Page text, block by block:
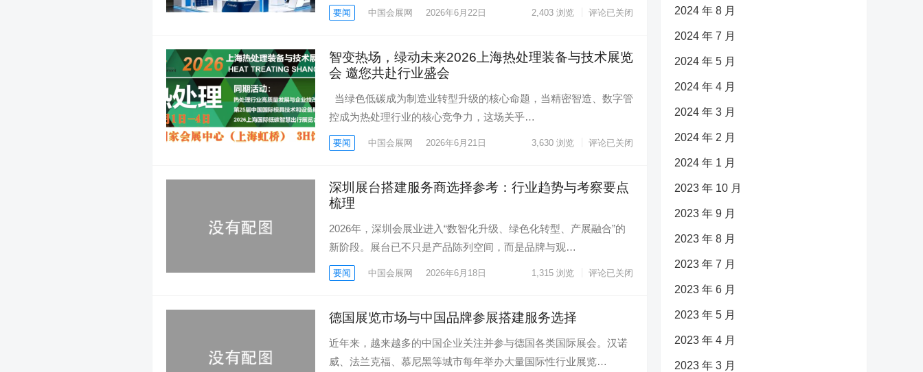
要闻 中国会展网 2026年6月22日 2,403 浏览 评论已关闭
智变热场，绿动未来2026上海热处理装备与技术展览
会 邀您共赴行业盛会
当绿色低碳成为制造业转型升级的核心命题，当精密智造、数字管
控成为热处理行业的核心竞争力，这场关乎…
要闻 中国会展网 2026年6月21日 3,630 浏览 评论已关闭
深圳展台搭建服务商选择参考：行业趋势与考察要点
梳理
2026年，深圳会展业进入“数智化升级、绿色化转型、产展融合”的
新阶段。展台已不只是产品陈列空间，而是品牌与观…
要闻 中国会展网 2026年6月18日 1,315 浏览 评论已关闭
德国展览市场与中国品牌参展搭建服务选择
近年来，越来越多的中国企业关注并参与德国各类国际展会。汉诺
威、法兰克福、慕尼黑等城市每年举办大量国际性行业展览…
2024 年 8 月
2024 年 7 月
2024 年 5 月
2024 年 4 月
2024 年 3 月
2024 年 2 月
2024 年 1 月
2023 年 10 月
2023 年 9 月
2023 年 8 月
2023 年 7 月
2023 年 6 月
2023 年 5 月
2023 年 4 月
2023 年 3 月